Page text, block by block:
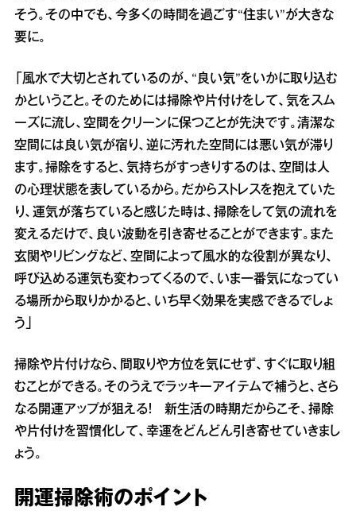
そう。その中でも、今多くの時間を過ごす“住まい”が大きな
要に。
「風水で大切とされているのが、“良い気”をいかに取り込む
かということ。そのためには掃除や片付けをして、気をスム
ーズに流し、空間をクリーンに保つことが先決です。清潔な
空間には良い気が宿り、逆に汚れた空間には悪い気が滞り
ます。掃除をすると、気持ちがすっきりするのは、空間は人
の心理状態を表しているから。だからストレスを抱えていた
り、運気が落ちていると感じた時は、掃除をして気の流れを
変えるだけで、良い波動を引き寄せることができます。また
玄関やリビングなど、空間によって風水的な役割が異なり、
呼び込める運気も変わってくるので、いま一番気になってい
る場所から取りかかると、いち早く効果を実感できるでしょ
う」
掃除や片付けなら、間取りや方位を気にせず、すぐに取り組
むことができる。そのうえでラッキーアイテムで補うと、さら
なる開運アップが狙える！ 新生活の時期だからこそ、掃除
や片付けを習慣化して、幸運をどんどん引き寄せていきまし
ょう。
開運掃除術のポイント